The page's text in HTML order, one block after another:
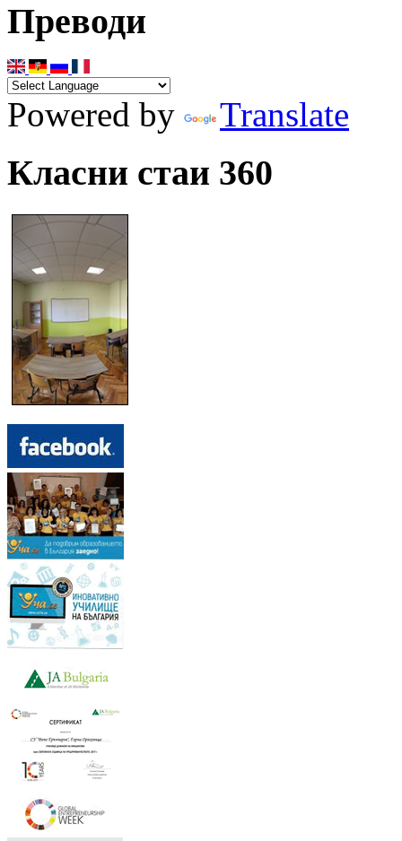
Преводи
Powered by Translate
Класни стаи 360